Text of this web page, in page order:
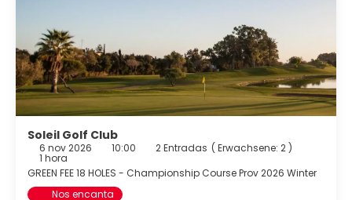
Soleil Golf Club
6 nov 2026 10:00 2 Entradas ( Erwachsene: 2 )
1 hora
GREEN FEE 18 HOLES - Championship Course Prov 2026 Winter
Nos encanta